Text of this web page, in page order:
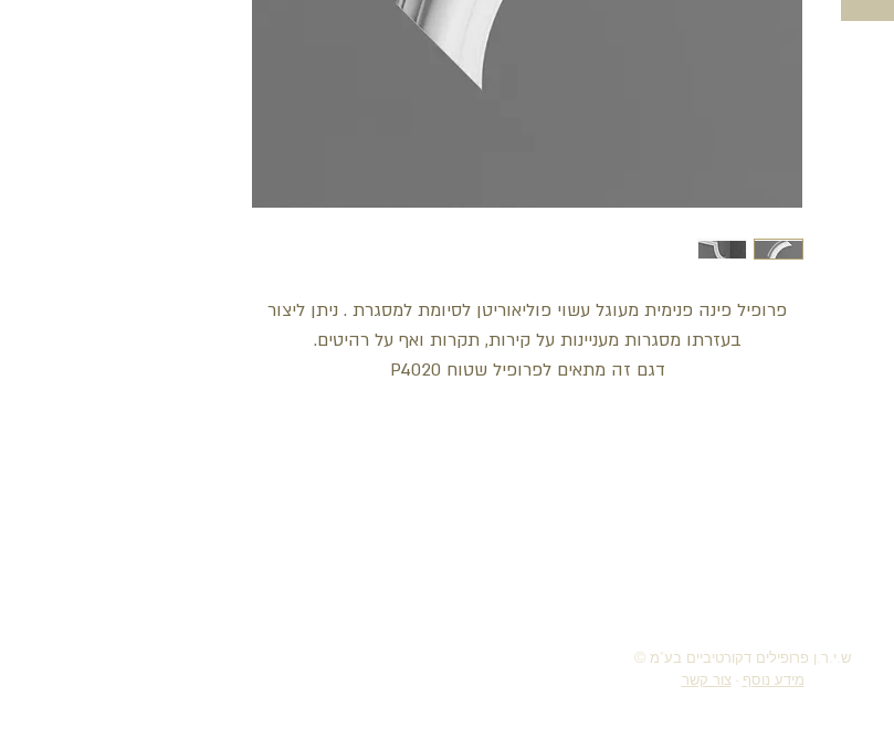
פרופיל פינה פנימית מעוגל עשוי פוליאוריטן לסיומת למסגרת . ניתן ליצור
בעזרתו מסגרות מעניינות על קירות, תקרות ואף על רהיטים.
דגם זה מתאים לפרופיל שטוח P4020
© ש.י.ר.ן פרופילים דקורטיביים בע"מ
מידע נוסף -צור קשר